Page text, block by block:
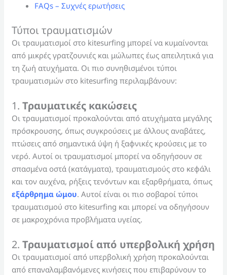
FAQs – Συχνές ερωτήσεις
Τύποι τραυματισμών
Οι τραυματισμοί στο kitesurfing μπορεί να κυμαίνονται
από μικρές γρατζουνιές και μώλωπες έως απειλητικά για
τη ζωή ατυχήματα. Οι πιο συνηθισμένοι τύποι
τραυματισμών στο kitesurfing περιλαμβάνουν:
1.Τραυματικές κακώσεις
Οι τραυματισμοί προκαλούνται από ατυχήματα μεγάλης
πρόσκρουσης, όπως συγκρούσεις με άλλους αναβάτες,
πτώσεις από σημαντικά ύψη ή ξαφνικές κρούσεις με το
νερό. Αυτοί οι τραυματισμοί μπορεί να οδηγήσουν σε
σπασμένα οστά (κατάγματα), τραυματισμούς στο κεφάλι
και τον αυχένα, ρήξεις τενόντων και εξαρθρήματα, όπως
εξάρθρημα ώμου. Αυτοί είναι οι πιο σοβαροί τύποι
τραυματισμού στο kitesurfing και μπορεί να οδηγήσουν
σε μακροχρόνια προβλήματα υγείας.
2.Τραυματισμοί από υπερβολική χρήση
Οι τραυματισμοί από υπερβολική χρήση προκαλούνται
από επαναλαμβανόμενες κινήσεις που επιβαρύνουν το